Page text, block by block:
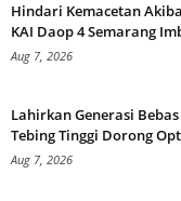
Hindari Kemacetan
KAI Daop 4 Semarang
Aug 7, 2026
Lahirkan Generasi
Tebing Tinggi Dorong
Aug 7, 2026